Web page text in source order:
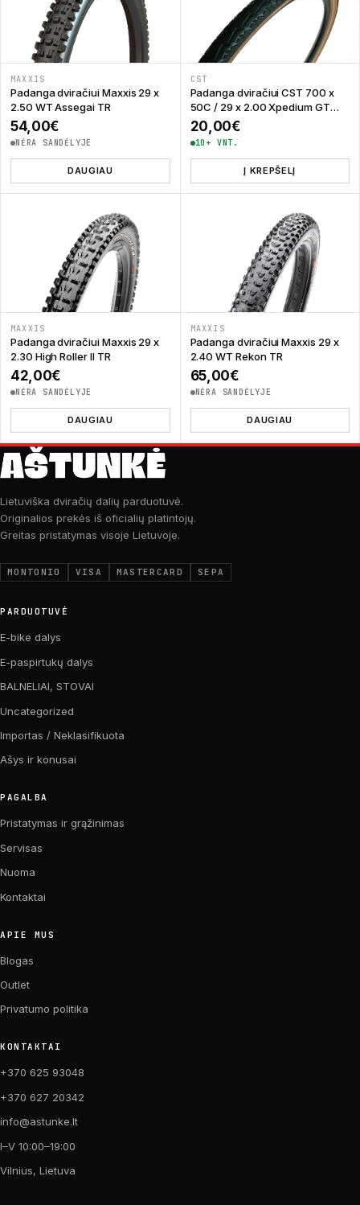
MAXXIS
Padanga dviračiui Maxxis 29 x
2.50 WT Assegai TR
54,00€
NĖRA SANDĖLYJE
DAUGIAU
CST
Padanga dviračiui CST 700 x
50C / 29 x 2.00 Xpedium GT
C3031 Coffee Wall
20,00€
10+ VNT.
Į KREPŠELĮ
MAXXIS
Padanga dviračiui Maxxis 29 x
2.30 High Roller II TR
42,00€
NĖRA SANDĖLYJE
DAUGIAU
MAXXIS
Padanga dviračiui Maxxis 29 x
2.40 WT Rekon TR
65,00€
NĖRA SANDĖLYJE
DAUGIAU
Lietuviška dviračių dalių parduotuvė.
Originalios prekės iš oficialių platintojų.
Greitas pristatymas visoje Lietuvoje.
MONTONIO VISA MASTERCARD SEPA
PARDUOTUVĖ
E-bike dalys
E-paspirtukų dalys
BALNELIAI, STOVAI
Uncategorized
Importas / Neklasifikuota
Ašys ir konusai
PAGALBA
Pristatymas ir grąžinimas
Servisas
Nuoma
Kontaktai
APIE MUS
Blogas
Outlet
Privatumo politika
KONTAKTAI
+370 625 93048
+370 627 20342
info@astunke.lt
I–V 10:00–19:00
Vilnius, Lietuva